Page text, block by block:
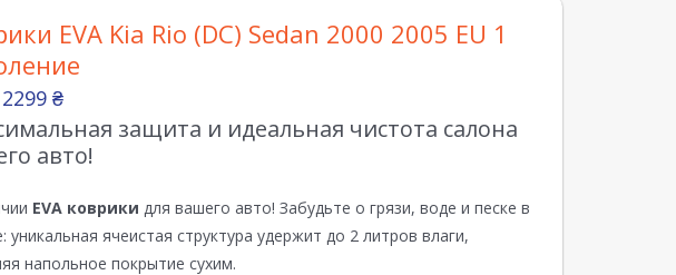
EVA Kia Rio (DC) Sedan 2000 2005 EU 1
2299 ₴
защита и идеальная чистота салона
авто!
EVA коврики для вашего авто! Забудьте о грязи, воде и песке в
уникальная ячеистая структура удержит до 2 литров влаги,
напольное покрытие сухим.